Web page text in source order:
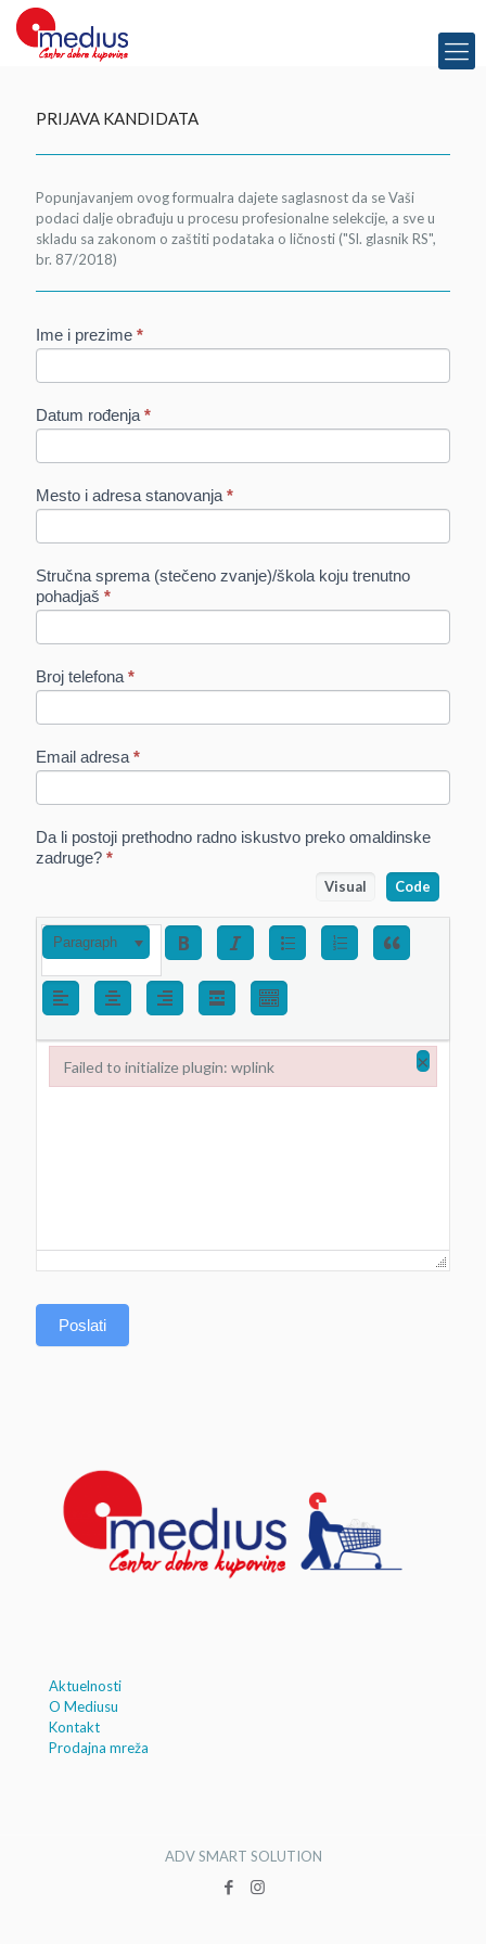
PRIJAVA KANDIDATA
Popunjavanjem ovog formualra dajete saglasnost da se Vaši
podaci dalje obrađuju u procesu profesionalne selekcije, a sve u
skladu sa zakonom o zaštiti podataka o ličnosti ("Sl. glasnik RS",
br. 87/2018)
K
a
e
r
1
Ime i prezime *
Datum rođenja *
Mesto i adresa stanovanja *
Stručna sprema (stečeno zvanje)/škola koju trenutno
pohadjaš *
Broj telefona *
Email adresa *
Da li postoji prethodno radno iskustvo preko omaldinske
zadruge? *
Visual Code
Paragraph
Poslati
Aktuelnosti
O Mediusu
Kontakt
Prodajna mreža
ADV SMART SOLUTION
Failed to initialize plugin: wplink ×
Failed to initialize plugin: wplink